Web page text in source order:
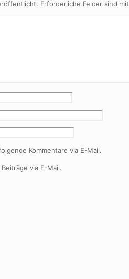
Erforderliche Felder sind mit
Kommentare via E-Mail.
via E-Mail.